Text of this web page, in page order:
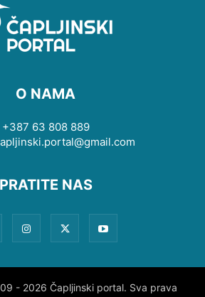
O NAMA
+387 63 808 889
PRATITE NAS
- 2026 Čapljinski portal. Sva prava